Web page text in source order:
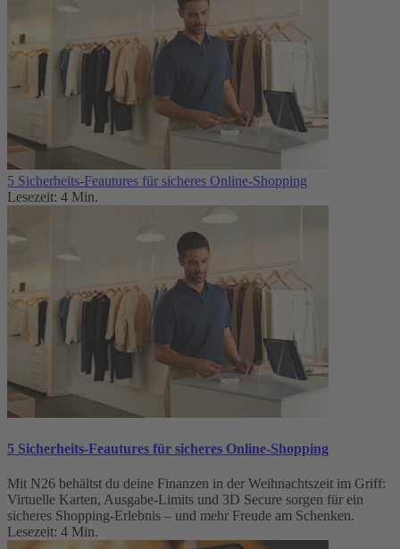
5 Sicherheits-Feautures für sicheres Online-Shopping
Lesezeit: 4 Min.
5 Sicherheits-Feautures für sicheres Online-Shopping
Mit N26 behältst du deine Finanzen in der Weihnachtszeit im Griff:
Virtuelle Karten, Ausgabe-Limits und 3D Secure sorgen für ein
sicheres Shopping-Erlebnis – und mehr Freude am Schenken.
Lesezeit: 4 Min.